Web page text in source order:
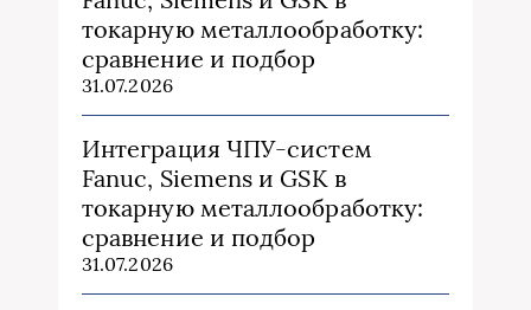
токарную металлообработку:
сравнение и подбор
31.07.2026
Интеграция ЧПУ-систем
Fanuc, Siemens и GSK в
токарную металлообработку:
сравнение и подбор
31.07.2026